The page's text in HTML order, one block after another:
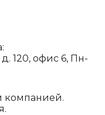
120, офис 6, Пн-
компанией.